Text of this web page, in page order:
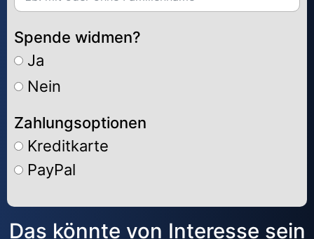
Spende widmen?
Ja
Nein
Zahlungsoptionen
Kreditkarte
PayPal
Alternative:
Das könnte von Interesse sein